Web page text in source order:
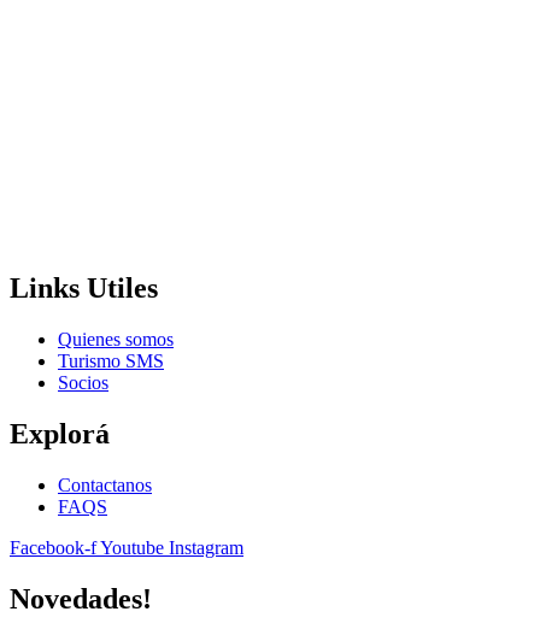
Links Utiles
Quienes somos
Turismo SMS
Socios
Explorá
Contactanos
FAQS
Facebook-fYoutube Instagram
Novedades!